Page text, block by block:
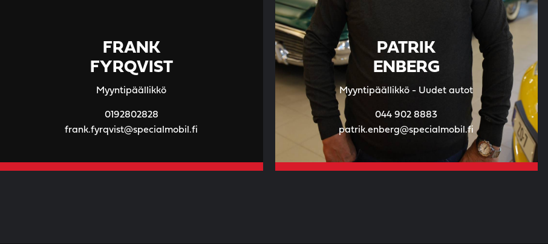
FRANK
FYRQVIST
Myyntipäällikkö
0192802828
frank.fyrqvist@specialmobil.fi
PATRIK
ENBERG
Myyntipäällikkö - Uudet autot
044 902 8883
patrik.enberg@specialmobil.fi